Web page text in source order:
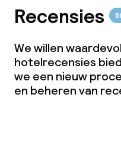
Recensies
We willen
hotelrecensies
we een nieuw
en beheren van